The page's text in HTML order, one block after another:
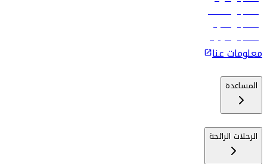
رحلات إلى مسقط
رحلات إلى ماليه
رحلات إلى كولومبو
معلومات عنا
المساعدة
الرحلات الرائجة